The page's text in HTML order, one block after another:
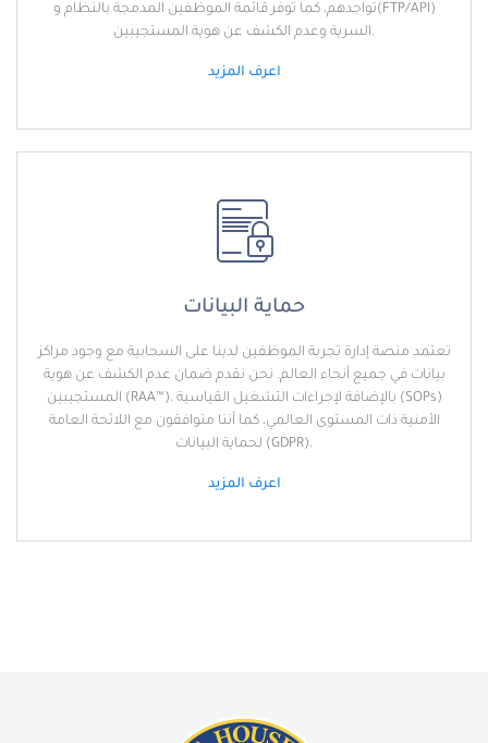
تواجدهم، كما توفر قائمة الموظفين المدمجة بالنظام و(FTP/API)
السرية وعدم الكشف عن هوية المستجيبين.
اعرف المزيد
حماية البيانات
تعتمد منصة إدارة تجربة الموظفين لدينا على السحابية مع وجود مراكز
بيانات في جميع أنحاء العالم. نحن نقدم ضمان عدم الكشف عن هوية
المستجيبين (RAA™)، بالإضافة لإجراءات التشغيل القياسية (SOPs)
الأمنية ذات المستوى العالمي، كما أننا متوافقون مع اللائحة العامة
لحماية البيانات (GDPR).
اعرف المزيد